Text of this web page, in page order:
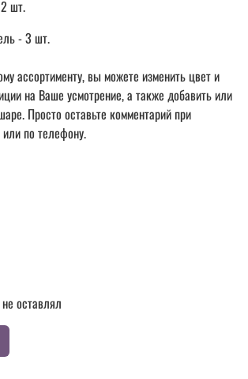
шт.
- 3 шт.
ассортименту, вы можете изменить цвет и
на Ваше усмотрение, а также добавить или
Просто оставьте комментарий при
по телефону.
оставлял